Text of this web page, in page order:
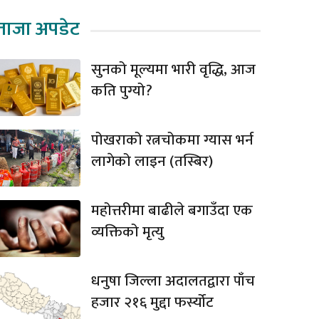
अपडेट
सुनको मूल्यमा भारी वृद्धि, आज
कति पुग्यो?
पोखराको रत्नचोकमा ग्यास भर्न
लागेको लाइन (तस्बिर)
महोत्तरीमा बाढीले बगाउँदा एक
व्यक्तिको मृत्यु
धनुषा जिल्ला अदालतद्वारा पाँच
हजार २१६ मुद्दा फर्स्योट